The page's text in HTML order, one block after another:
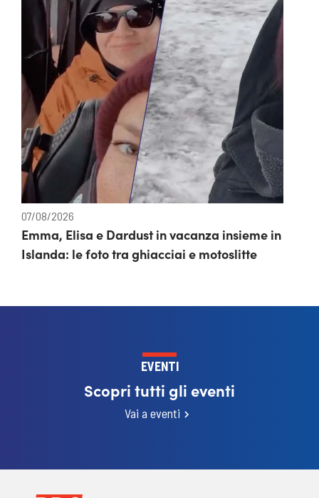
07/08/2026
Emma, Elisa e Dardust in vacanza insieme in
Islanda: le foto tra ghiacciai e motoslitte
EVENTI
Scopri tutti gli eventi
Vai a eventi